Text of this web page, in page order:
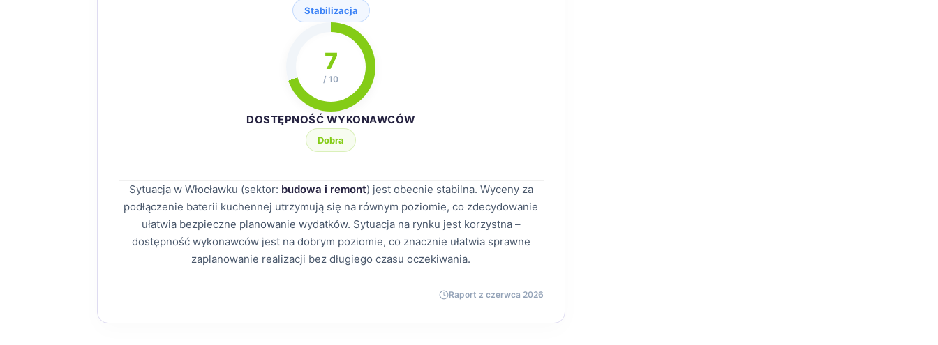
Stabilizacja
7
/ 10
DOSTĘPNOŚĆ WYKONAWCÓW
Dobra
Sytuacja w Włocławku (sektor: budowa i remont) jest obecnie stabilna. Wyceny za
podłączenie baterii kuchennej utrzymują się na równym poziomie, co zdecydowanie
ułatwia bezpieczne planowanie wydatków. Sytuacja na rynku jest korzystna –
dostępność wykonawców jest na dobrym poziomie, co znacznie ułatwia sprawne
zaplanowanie realizacji bez długiego czasu oczekiwania.
Raport z czerwca 2026